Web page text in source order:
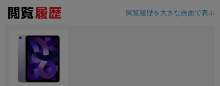
閲覧履歴を大きな画面で表示
月 まで
ただし機能別のみ「and検索」となります。